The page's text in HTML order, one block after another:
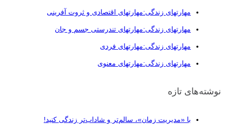
مهارتهای زندگی:مهارتهای اقتصادی و ثروت آفرینی
مهارتهای زندگی:مهارتهای تندرستی جسم و جان
مهارتهای زندگی:مهارتهای فردی
مهارتهای زندگی:مهارتهای معنوی
نوشته‌های تازه
با «مدیریت زمان»، سالم‌تر و شاداب‌تر زندگی کنید!